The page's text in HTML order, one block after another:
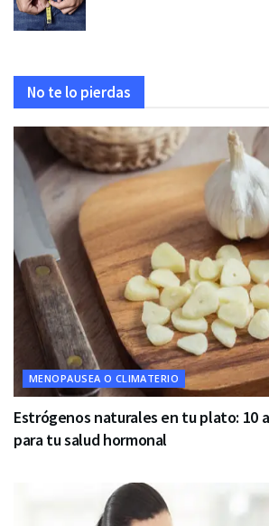
No te lo pierdas
MENOPAUSEA O CLIMATERIO
Estrógenos naturales en tu plato: 10
para tu salud hormonal